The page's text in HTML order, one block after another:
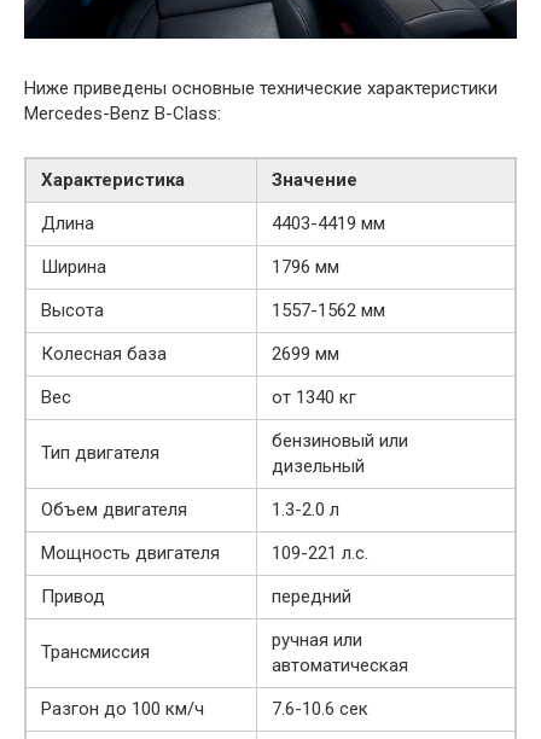
Ниже приведены основные технические характеристики
Mercedes-Benz B-Class:
Характеристика
Значение
Длина
4403-4419 мм
Ширина
1796 мм
Высота
1557-1562 мм
Колесная база
2699 мм
Вес
от 1340 кг
Тип двигателя
бензиновый или
дизельный
Объем двигателя
1.3-2.0 л
Мощность двигателя
109-221 л.с.
Привод
передний
Трансмиссия
ручная или
автоматическая
Разгон до 100 км/ч
7.6-10.6 сек